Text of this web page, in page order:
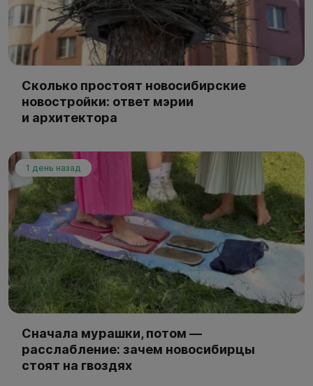
Сколько простоят новосибирские
новостройки: ответ мэрии
и архитектора
1 день назад
Сначала мурашки, потом —
расслабление: зачем новосибирцы
стоят на гвоздях